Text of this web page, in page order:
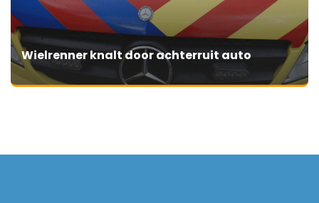
Wielrenner knalt door achterruit auto